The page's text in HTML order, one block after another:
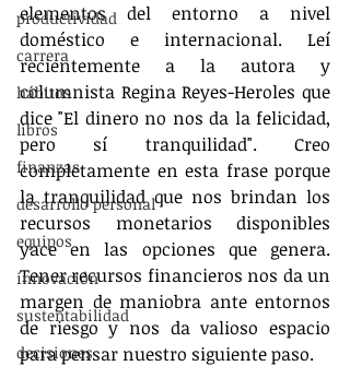
productividad
carrera
hábitos
libros
finanzas
desarrollo personal
equipos
innovación
sustentabilidad
decisiones
elementos del entorno a nivel
doméstico e internacional. Leí
recientemente a la autora y
columnista Regina Reyes-Heroles que
dice "El dinero no nos da la felicidad,
pero sí tranquilidad". Creo
completamente en esta frase porque
la tranquilidad que nos brindan los
recursos monetarios disponibles
yace en las opciones que genera.
Tener recursos financieros nos da un
margen de maniobra ante entornos
de riesgo y nos da valioso espacio
para pensar nuestro siguiente paso.